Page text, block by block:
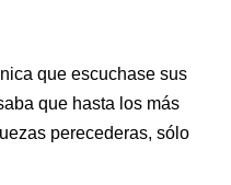
que escuchase sus
que hasta los más
perecederas, sólo